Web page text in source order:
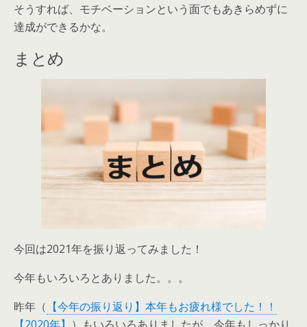
そうすれば、モチベーションという面でもあきらめずに
達成ができるかな。
まとめ
今回は2021年を振り返ってみました！
今年もいろいろとありました。。。
昨年（ 【今年の振り返り】本年もお疲れ様でした！！
【2020年】 ）もいろいろありましたが、今年もしっかり